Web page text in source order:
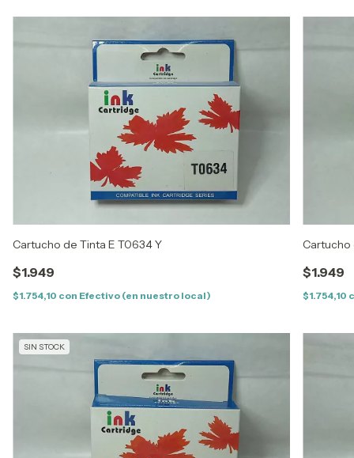
Cartucho de Tinta E T0634 Y
$1.949
$1.754,10 con Efectivo (en nuestro local)
Cartucho
$1.949
$1.754,10
SIN STOCK